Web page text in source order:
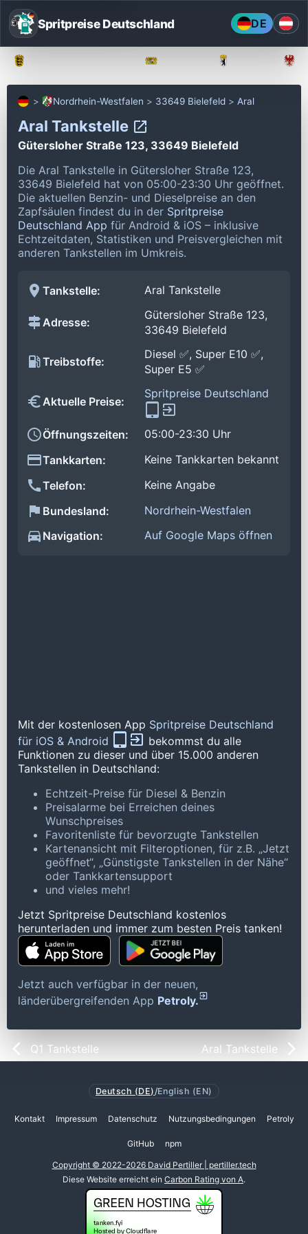
Spritpreise Deutschland DE
Nordrhein-Westfalen 33649 Bielefeld Aral
Aral Tankstelle
Gütersloher Straße 123, 33649 Bielefeld
Die Aral Tankstelle in Gütersloher Straße 123,
33649 Bielefeld hat von 05:00-23:30 Uhr geöffnet.
Die aktuellen Benzin- und Dieselpreise an den
Zapfsäulen findest du in der Spritpreise
Deutschland App für Android & iOS – inklusive
Echtzeitdaten, Statistiken und Preisvergleichen mit
anderen Tankstellen im Umkreis.
Tankstelle: Aral Tankstelle
Adresse:
Gütersloher Straße 123,
33649 Bielefeld
Treibstoffe:
Diesel ✅, Super E10 ✅,
Super E5 ✅
Aktuelle Preise:
Spritpreise Deutschland
Öffnungszeiten:
05:00-23:30 Uhr
Tankkarten:
Keine Tankkarten bekannt
Telefon:
Keine Angabe
Bundesland:
Nordrhein-Westfalen
Navigation:
Auf Google Maps öffnen
Mit der kostenlosen App Spritpreise Deutschland
für iOS & Android
bekommst du alle
Funktionen zu dieser und über 15.000 anderen
Tankstellen in Deutschland:
Echtzeit-Preise für Diesel & Benzin
Preisalarme bei Erreichen deines
Wunschpreises
Favoritenliste für bevorzugte Tankstellen
Kartenansicht mit Filteroptionen, für z.B. „Jetzt
geöffnet“, „Günstigste Tankstellen in der Nähe“
oder Tankkartensupport
und vieles mehr!
Jetzt Spritpreise Deutschland kostenlos
herunterladen und immer zum besten Preis tanken!
Jetzt auch verfügbar in der neuen,
länderübergreifenden App Petroly.
Q1 Tankstelle Aral Tankstelle
Deutsch (DE) /English (EN)
Kontakt Impressum Datenschutz Nutzungsbedingungen Petroly
GitHub npm
Copyright © 2022-2026 David Pertiller | pertiller.tech
Diese Website erreicht ein Carbon Rating von A.